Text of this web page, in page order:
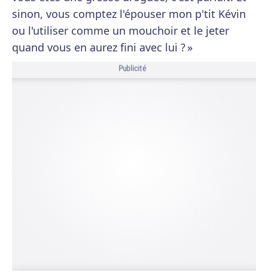
sinon, vous comptez l'épouser mon p'tit Kévin
ou l'utiliser comme un mouchoir et le jeter
quand vous en aurez fini avec lui ? »
Publicité